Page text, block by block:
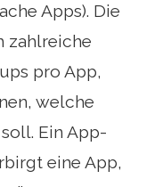
Apps). Die
zahlreiche
pro App,
welche
Ein App-
eine App,